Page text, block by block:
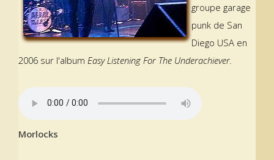
groupe garage
punk de San
Diego USA en
2006 sur l'album Easy Listening For The Underachiever.
Morlocks